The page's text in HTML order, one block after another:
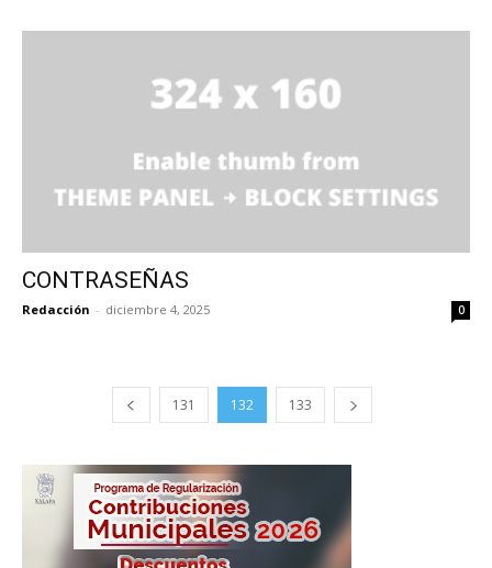
CONTRASEÑAS
Redacción - diciembre 4, 2025 0
131 132 133